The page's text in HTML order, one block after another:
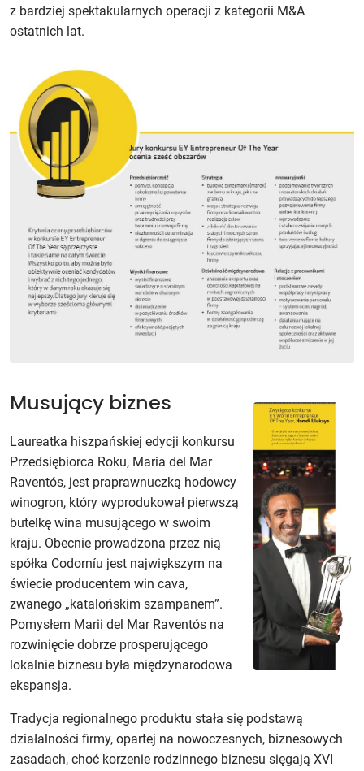
z bardziej spektakularnych operacji z kategorii M&A
ostatnich lat.
Musujący biznes
Laureatka hiszpańskiej edycji konkursu
Przedsiębiorca Roku, Maria del Mar
Raventós, jest praprawnuczką hodowcy
winogron, który wyprodukował pierwszą
butelkę wina musującego w swoim
kraju. Obecnie prowadzona przez nią
spółka Codorníu jest największym na
świecie producentem win cava,
zwanego „katalońskim szampanem”.
Pomysłem Marii del Mar Raventós na
rozwinięcie dobrze prosperującego
lokalnie biznesu była międzynarodowa
ekspansja.
Tradycja regionalnego produktu stała się podstawą
działalności firmy, opartej na nowoczesnych, biznesowych
zasadach, choć korzenie rodzinnego biznesu sięgają XVI